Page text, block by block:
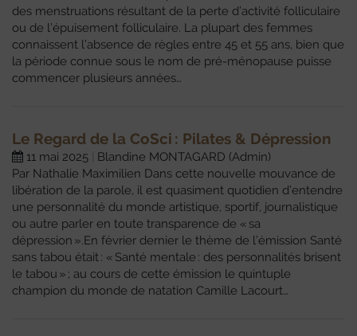
des menstruations résultant de la perte d’activité folliculaire
ou de l’épuisement folliculaire. La plupart des femmes
connaissent l’absence de règles entre 45 et 55 ans, bien que
la période connue sous le nom de pré-ménopause puisse
commencer plusieurs années…
Le Regard de la CoSci : Pilates & Dépression
11 mai 2025
Blandine MONTAGARD (Admin)
Par Nathalie Maximilien Dans cette nouvelle mouvance de
libération de la parole, il est quasiment quotidien d’entendre
une personnalité du monde artistique, sportif, journalistique
ou autre parler en toute transparence de « sa
dépression ».En février dernier le thème de l’émission Santé
sans tabou était : « Santé mentale : des personnalités brisent
le tabou » ; au cours de cette émission le quintuple
champion du monde de natation Camille Lacourt…